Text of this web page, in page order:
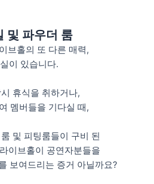
및 파우더 룸
브홀의 또 다른 매력,
이 있습니다.
휴식을 취하거나,
멤버들을 기다실 때,
및 피팅룸들이 구비 된
이브홀이 공연자분들을
보여드리는 증거 아닐까요?